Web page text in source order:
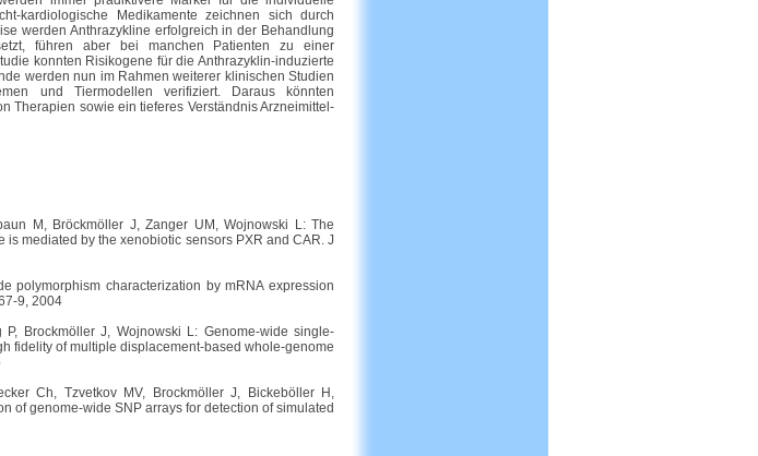
kardiologische Medikamente zeichnen sich durch
werden Anthrazykline erfolgreich in der Behandlung
führen aber bei manchen Patienten zu einer
konnten Risikogene für die Anthrazyklin-induzierte
werden nun im Rahmen weiterer klinischen Studien
und Tiermodellen verifiziert. Daraus könnten
Therapien sowie ein tieferes Verständnis Arzneimittel-
M, Bröckmöller J, Zanger UM, Wojnowski L: The
mediated by the xenobiotic sensors PXR and CAR. J
polymorphism characterization by mRNA expression
9, 2004
Brockmöller J, Wojnowski L: Genome-wide single-
fidelity of multiple displacement-based whole-genome
Ch, Tzvetkov MV, Brockmöller J, Bickeböller H,
of genome-wide SNP arrays for detection of simulated